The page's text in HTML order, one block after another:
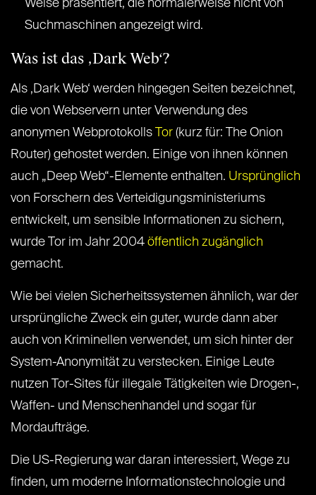
Weise präsentiert, die normalerweise nicht von
Suchmaschinen angezeigt wird.
Was ist das ‚Dark Web‘?
Als ‚Dark Web‘ werden hingegen Seiten bezeichnet,
die von Webservern unter Verwendung des
anonymen Webprotokolls
Tor (kurz für: The Onion
Router) gehostet werden. Einige von ihnen können
auch „Deep Web“-Elemente enthalten. Ursprünglich
von Forschern des Verteidigungsministeriums
entwickelt, um sensible Informationen zu sichern,
wurde Tor im Jahr 2004 öffentlich zugänglich
gemacht.
Wie bei vielen Sicherheitssystemen ähnlich, war der
ursprüngliche Zweck ein guter, wurde dann aber
auch von Kriminellen verwendet, um sich hinter der
System-Anonymität zu verstecken. Einige Leute
nutzen Tor-Sites für illegale Tätigkeiten wie Drogen-,
Waffen- und Menschenhandel und sogar für
Mordaufträge.
Die US-Regierung war daran interessiert, Wege zu
finden, um moderne Informationstechnologie und